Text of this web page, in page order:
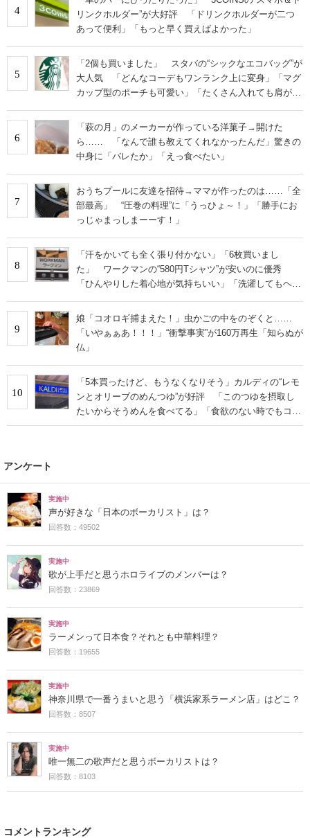
4
リンクホルダー”が大好評 「ドリンクホルダーが二つ
あって便利」「もっと早く買えばよかった」
5
「2個も買いました」 スタバの“シックなエコバッグ”が
大人気 「どんなコーデもワンランク上に変身」「マグ
カップ型のポーチも可愛い」「たくさん入れても肩が痛
6
「萩の月」のメーカーが作っている洋菓子→開けた
ら…… 「なんで誰も教えてくれなかったんだ」驚きの
中身に「バレたか」「えっ食べたい」
7
おうちプールに友達を招待→ママが作ったのは……「全
部最高」 “圧巻の料理”に「うっひょ～！」「勝手にお
っじゃまっしまーーす！」
8
「汗をかいても全く張り付かない」「6枚買いまし
た」 ワークマンの“580円Tシャツ”が安いのに優秀
「ひんやりした着心地が気持ちいい」「洗濯してもヘタ
9
娘「コオロギ捕まえた！」虫かごの中をのぞくと……
「いやぁぁあ！！！」“衝撃事実”が160万再生「知らぬが
仏」
10
「5本買ったけど、もうなくなりそう」カルディの“レモ
ンとオリーブのめんつゆ”が好評 「このつゆを摂取し
たいからそうめんを食べてる」「食欲のない時でもコレ
で食べられる」
アンケート
実施中
声が好きな「日本のボーカリスト」は？
回答数：49502
実施中
歌が上手だと思うホロライブのメンバーは？
回答数：23869
実施中
ラーメンって日本食？それとも中華料理？
回答数：19655
実施中
神奈川県で一番うまいと思う「横浜家系ラーメン店」はどこ？
回答数：8507
実施中
唯一無二の歌声だと思うボーカリストは？
回答数：8103
コメントランキング